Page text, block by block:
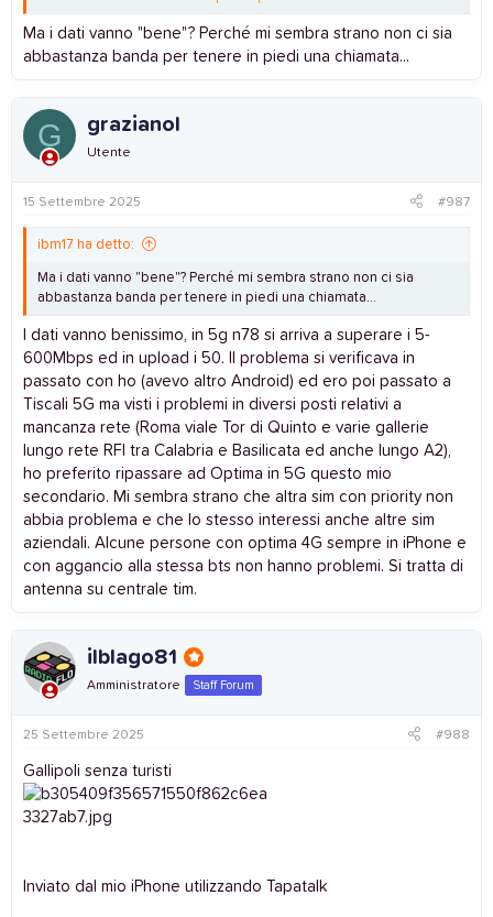
vedo sulla mia sim vodafone in iPhone 12mini con la priority
Access attiva. Che ne pensate?
Ma i dati vanno "bene"? Perché mi sembra strano non ci sia
abbastanza banda per tenere in piedi una chiamata...
G grazianol
Utente
15 Settembre 2025 #987
ibm17 ha detto:
Ma i dati vanno "bene"? Perché mi sembra strano non ci sia
abbastanza banda per tenere in piedi una chiamata...
I dati vanno benissimo, in 5g n78 si arriva a superare i 5-
600Mbps ed in upload i 50. Il problema si verificava in
passato con ho (avevo altro Android) ed ero poi passato a
Tiscali 5G ma visti i problemi in diversi posti relativi a
mancanza rete (Roma viale Tor di Quinto e varie gallerie
lungo rete RFI tra Calabria e Basilicata ed anche lungo A2),
ho preferito ripassare ad Optima in 5G questo mio
secondario. Mi sembra strano che altra sim con priority non
abbia problema e che lo stesso interessi anche altre sim
aziendali. Alcune persone con optima 4G sempre in iPhone e
con aggancio alla stessa bts non hanno problemi. Si tratta di
antenna su centrale tim.
ilblago81
Amministratore Staff Forum
25 Settembre 2025 #988
Gallipoli senza turisti
Inviato dal mio iPhone utilizzando Tapatalk